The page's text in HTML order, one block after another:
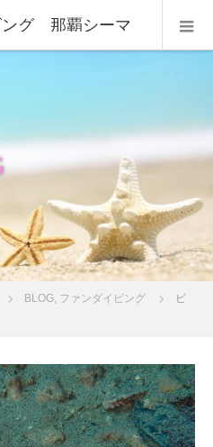
ング 那覇シーマ
BLOG, ファンダイビング
ビ